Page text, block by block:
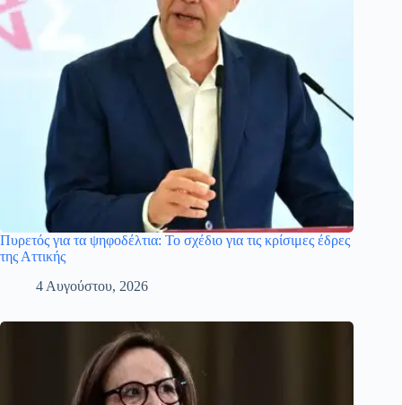
Πυρετός για τα ψηφοδέλτια: Το σχέδιο για τις κρίσιμες έδρες
της Αττικής
4 Αυγούστου, 2026